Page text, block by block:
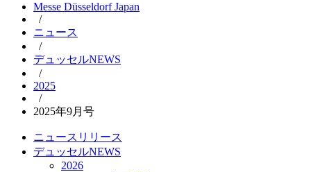
Messe Düsseldorf Japan
/
ニュース
/
デュッセルNEWS
/
2025
/
2025年9月号
ニュースリリース
デュッセルNEWS
2026